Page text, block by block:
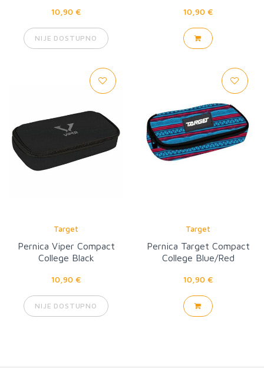
10,90 €
NIJE DOSTUPNO
10,90 €
Target
Pernica Viper Compact
College Black
10,90 €
NIJE DOSTUPNO
Target
Pernica Target Compact
College Blue/Red
10,90 €